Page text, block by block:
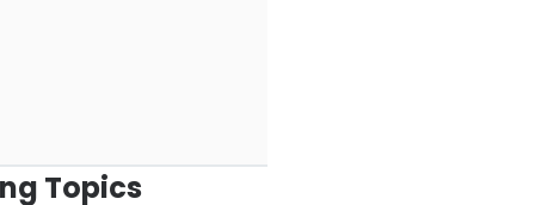
Topics